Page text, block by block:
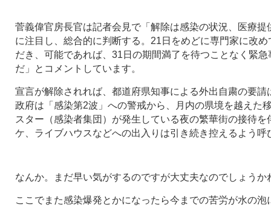
菅義偉官房長官は記者会見で「解除は感染の状況、医療提
に注目し、総合的に判断する。21日をめどに専門家に改
だき、可能であれば、31日の期間満了を待つことなく緊
だ」とコメントしています。
宣言が解除されれば、都道府県知事による外出自粛の要請
政府は「感染第2波」への警戒から、月内の県境を越えた
スター（感染者集団）が発生している夜の繁華街の接待を
ケ、ライブハウスなどへの出入りは引き続き控えるよう呼
なんか。まだ早い気がするのですが大丈夫なのでしょうか
ここでまた感染爆発とかになったら今までの苦労が水の泡